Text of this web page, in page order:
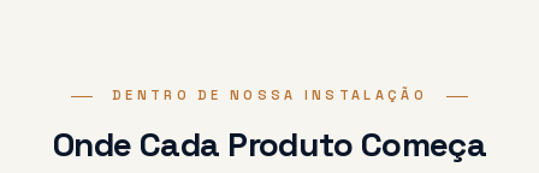
DENTRO DE NOSSA INSTALAÇÃO
Onde Cada Produto Começa